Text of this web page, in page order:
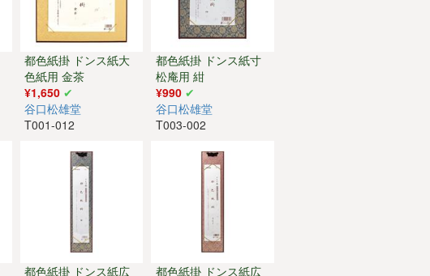
都色紙掛 ドンス紙大
色紙用 金茶
¥1,650
谷口松雄堂
T001-012
都色紙掛 ドンス紙寸
松庵用 紺
¥990
谷口松雄堂
T003-002
都色紙掛 ドンス紙広
都色紙掛 ドンス紙広